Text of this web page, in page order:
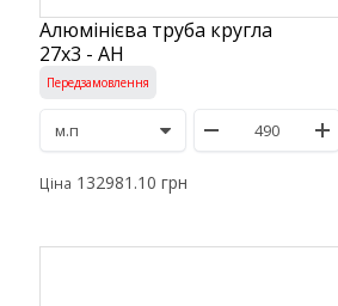
Алюмінієва труба кругла
27х3 - АН
Передзамовлення
Ціна 132981.10 грн